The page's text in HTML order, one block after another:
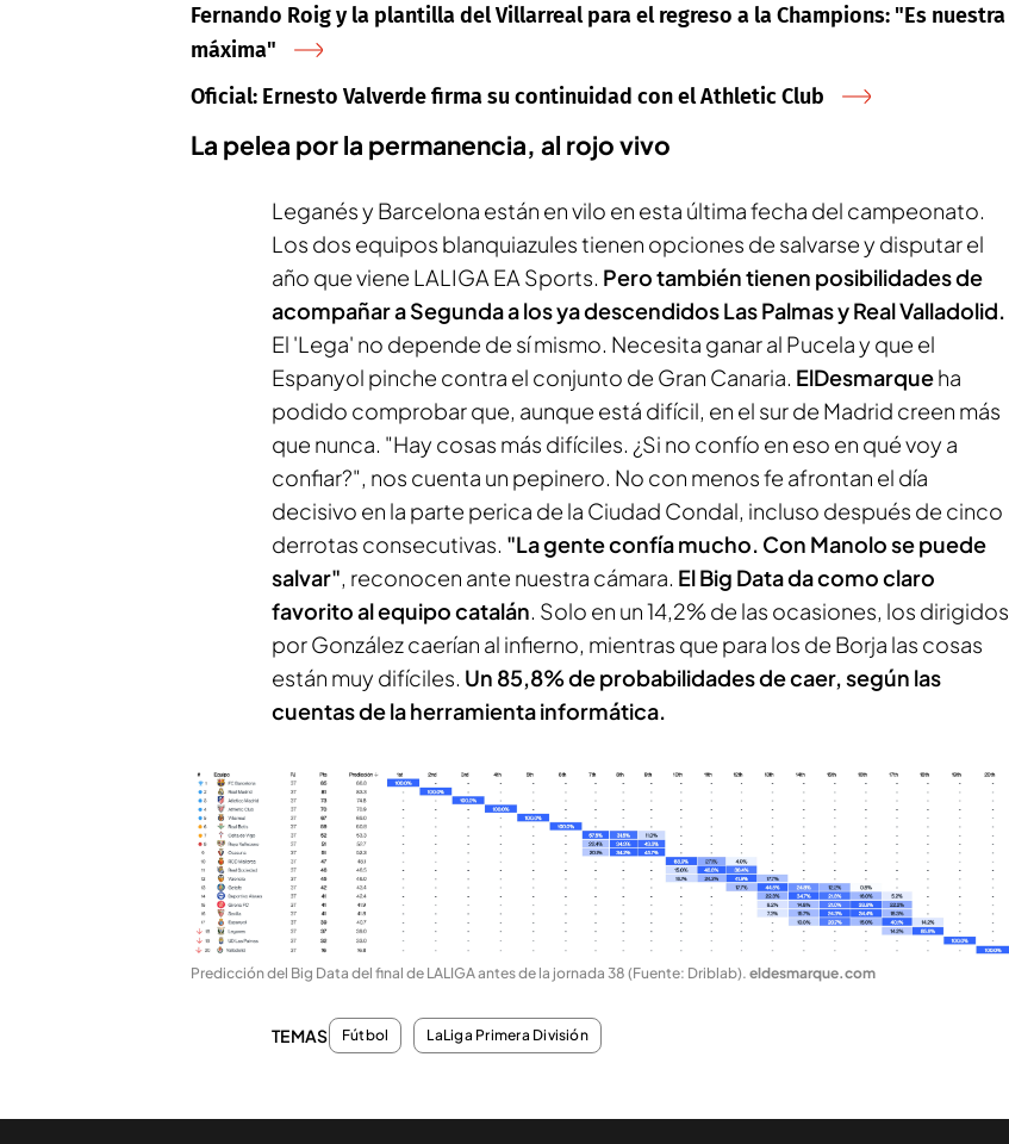
Fernando Roig y la plantilla del Villarreal para el regreso a la Champions: "Es nuestra
máxima"
Oficial: Ernesto Valverde firma su continuidad con el Athletic Club
La pelea por la permanencia, al rojo vivo
Leganés y Barcelona están en vilo en esta última fecha del campeonato.
Los dos equipos blanquiazules tienen opciones de salvarse y disputar el
año que viene LALIGA EA Sports. Pero también tienen posibilidades de
acompañar a Segunda a los ya descendidos Las Palmas y Real Valladolid.
El 'Lega' no depende de sí mismo. Necesita ganar al Pucela y que el
Espanyol pinche contra el conjunto de Gran Canaria. ElDesmarqueha
podido comprobar que, aunque está difícil, en el sur de Madrid creen más
que nunca. "Hay cosas más difíciles. ¿Si no confío en eso en qué voy a
confiar?", nos cuenta un pepinero. No con menos fe afrontan el día
decisivo en la parte perica de la Ciudad Condal, incluso después de cinco
derrotas consecutivas. "La gente confía mucho. Con Manolo se puede
salvar", reconocen ante nuestra cámara. El Big Data da como claro
favorito al equipo catalán. Solo en un 14,2% de las ocasiones, los dirigidos
por González caerían al infierno, mientras que para los de Borja las cosas
están muy difíciles. Un 85,8% de probabilidades de caer, según las
cuentas de la herramienta informática.
Predicción del Big Data del final de LALIGA antes de la jornada 38 (Fuente: Driblab). eldesmarque.com
TEMAS Fútbol LaLiga Primera División